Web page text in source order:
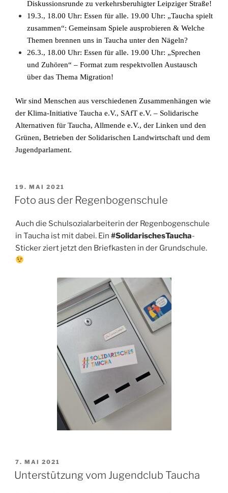
Diskussionsrunde zu verkehrsberuhigter Leipziger Straße!
19.3., 18.00 Uhr: Essen für alle. 19.00 Uhr: „Taucha spielt
zusammen“: Gemeinsam Spiele ausprobieren & Welche
Themen brennen uns in Taucha unter den Nägeln?
26.3., 18.00 Uhr: Essen für alle. 19.00 Uhr: „Sprechen
und Zuhören“ – Format zum respektvollen Austausch
über das Thema Migration!
Wir sind Menschen aus verschiedenen Zusammenhängen wie
der Klima-Initiative Taucha e.V., SAfT e.V. – Solidarische
Alternativen für Taucha, Allmende e.V., der Linken und den
Grünen, Betrieben der Solidarischen Landwirtschaft und dem
Jugendparlament.
VERÖFFENTLICHT
AM
19. MAI 2021
Foto aus der Regenbogenschule
Auch die Schulsozialarbeiterin der Regenbogenschule
in Taucha ist mit dabei. Ein #SolidarischesTaucha-
Sticker ziert jetzt den Briefkasten in der Grundschule.
VERÖFFENTLICHT
AM
7. MAI 2021
Unterstützung vom Jugendclub Taucha